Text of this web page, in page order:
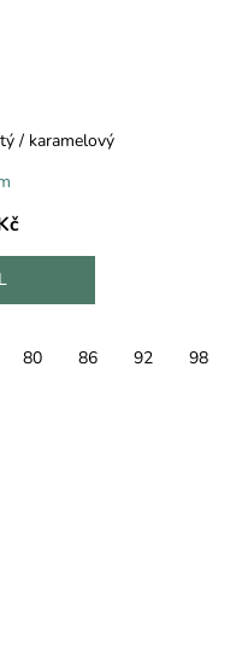
/ karamelový
80 86 92 98